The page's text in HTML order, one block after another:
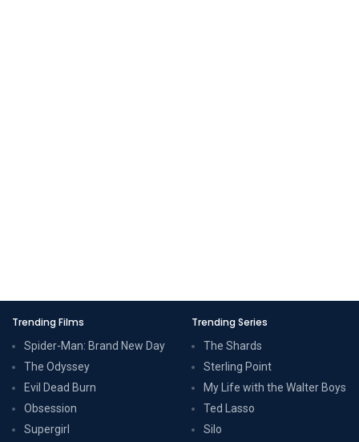
Trending Films
Spider-Man: Brand New Day
The Odyssey
Evil Dead Burn
Obsession
Supergirl
Trending Series
The Shards
Sterling Point
My Life with the Walter Boys
Ted Lasso
Silo